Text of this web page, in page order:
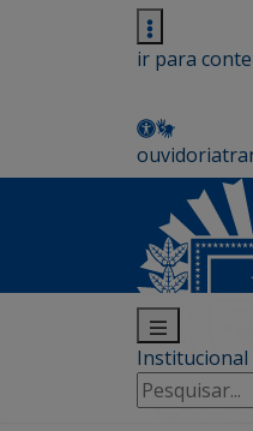
ir para
ouvidoria
Institucional
Pesquisar
por: